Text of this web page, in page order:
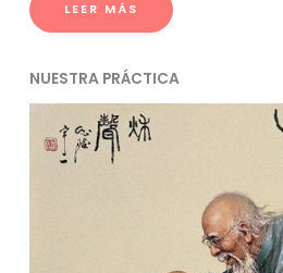
LEER MÁS
NUESTRA PRÁCTICA